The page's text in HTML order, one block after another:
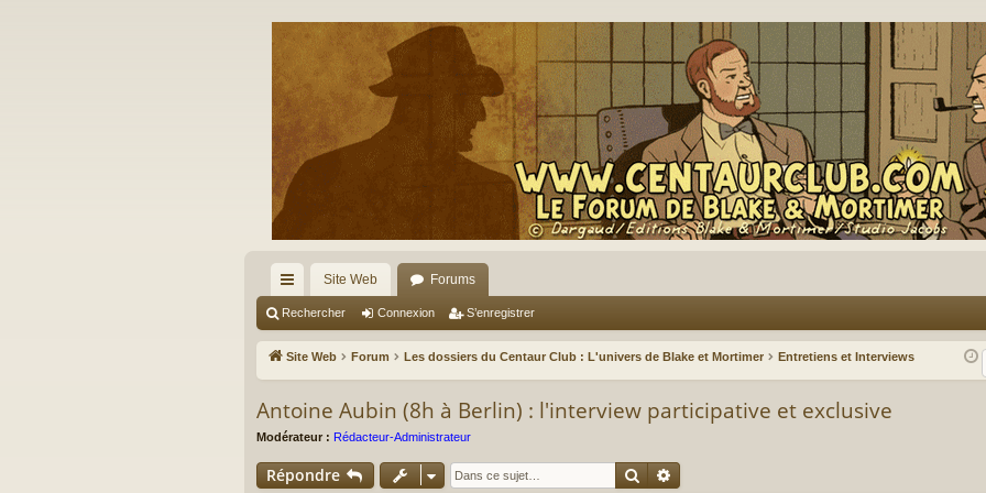
cc
ès
ra
pi
de
Site Web Forums
Rechercher Connexion S’enregistrer
Site Web Forum Les dossiers du Centaur Club : L'univers de Blake et Mortimer Entretiens et Interviews
Antoine Aubin (8h à Berlin) : l'interview participative et exclusive
Modérateur : Rédacteur-Administrateur
Répondre Rechercher